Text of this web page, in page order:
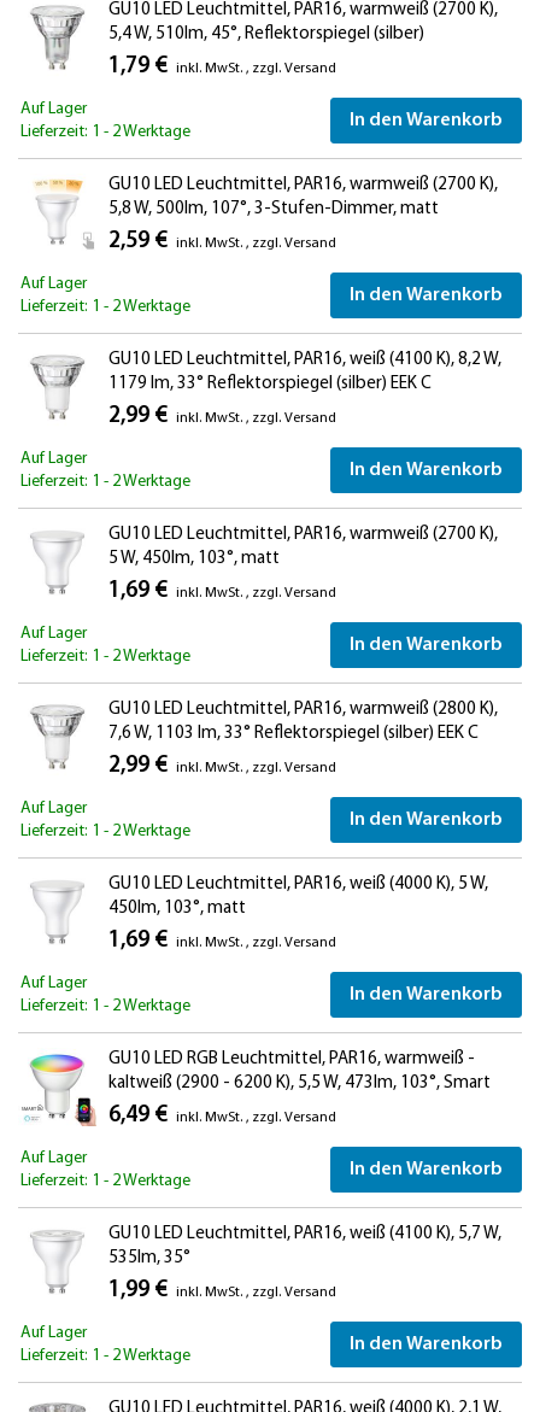
GU10 LED Leuchtmittel, PAR16, warmweiß (2700 K),
5,4 W, 510lm, 45°, Reflektorspiegel (silber)
1,79 € inkl. MwSt. , zzgl. Versand
Auf Lager
Lieferzeit: 1 - 2 Werktage
In den Warenkorb
GU10 LED Leuchtmittel, PAR16, warmweiß (2700 K),
5,8 W, 500lm, 107°, 3-Stufen-Dimmer, matt
2,59 € inkl. MwSt. , zzgl. Versand
Auf Lager
Lieferzeit: 1 - 2 Werktage
In den Warenkorb
GU10 LED Leuchtmittel, PAR16, weiß (4100 K), 8,2 W,
1179 lm, 33° Reflektorspiegel (silber) EEK C
2,99 € inkl. MwSt. , zzgl. Versand
Auf Lager
Lieferzeit: 1 - 2 Werktage
In den Warenkorb
GU10 LED Leuchtmittel, PAR16, warmweiß (2700 K),
5 W, 450lm, 103°, matt
1,69 € inkl. MwSt. , zzgl. Versand
Auf Lager
Lieferzeit: 1 - 2 Werktage
In den Warenkorb
GU10 LED Leuchtmittel, PAR16, warmweiß (2800 K),
7,6 W, 1103 lm, 33° Reflektorspiegel (silber) EEK C
2,99 € inkl. MwSt. , zzgl. Versand
Auf Lager
Lieferzeit: 1 - 2 Werktage
In den Warenkorb
GU10 LED Leuchtmittel, PAR16, weiß (4000 K), 5 W,
450lm, 103°, matt
1,69 € inkl. MwSt. , zzgl. Versand
Auf Lager
Lieferzeit: 1 - 2 Werktage
In den Warenkorb
GU10 LED RGB Leuchtmittel, PAR16, warmweiß -
kaltweiß (2900 - 6200 K), 5,5 W, 473lm, 103°, Smart
Home, WLAN, Alexa, matt
6,49 € inkl. MwSt. , zzgl. Versand
Auf Lager
Lieferzeit: 1 - 2 Werktage
In den Warenkorb
GU10 LED Leuchtmittel, PAR16, weiß (4100 K), 5,7 W,
535lm, 35°
1,99 € inkl. MwSt. , zzgl. Versand
Auf Lager
Lieferzeit: 1 - 2 Werktage
In den Warenkorb